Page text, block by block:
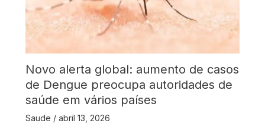
Novo alerta global: aumento de casos
de Dengue preocupa autoridades de
saúde em vários países
Saude / abril 13, 2026